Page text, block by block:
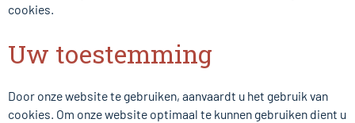
cookies.
Uw toestemming
Door onze website te gebruiken, aanvaardt u het gebruik van
cookies. Om onze website optimaal te kunnen gebruiken dient u